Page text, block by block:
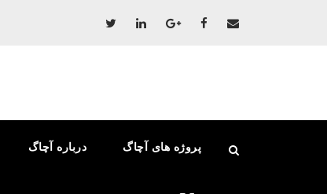
درباره آچاگ پروژه های آچاگ